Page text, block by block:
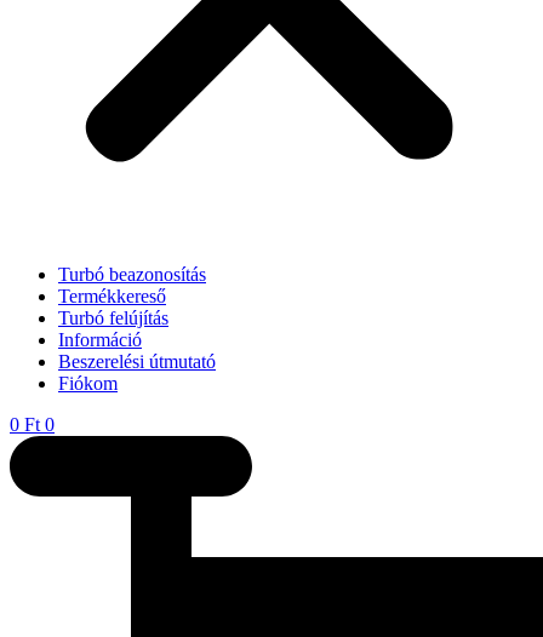
Turbó beazonosítás
Termékkereső
Turbó felújítás
Információ
Beszerelési útmutató
Fiókom
0 Ft 0